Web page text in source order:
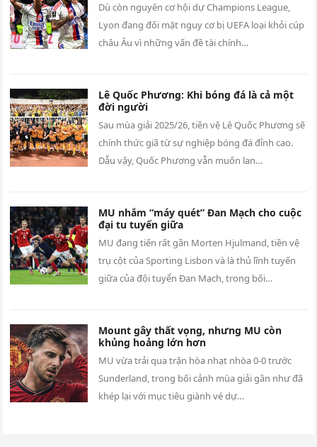
Dù còn nguyên cơ hội dự Champions League,
Lyon đang đối mặt nguy cơ bị UEFA loại khỏi cúp
châu Âu vì những vấn đề tài chính…
Lê Quốc Phương: Khi bóng đá là cả một
đời người
Sau mùa giải 2025/26, tiền vệ Lê Quốc Phương sẽ
chính thức giã từ sự nghiệp bóng đá đỉnh cao.
Dẫu vậy, Quốc Phương vẫn muốn lan…
MU nhắm “máy quét” Đan Mạch cho cuộc
đại tu tuyến giữa
MU đang tiến rất gần Morten Hjulmand, tiền vệ
trụ cột của Sporting Lisbon và là thủ lĩnh tuyến
giữa của đội tuyển Đan Mạch, trong bối…
Mount gây thất vọng, nhưng MU còn
khủng hoảng lớn hơn
MU vừa trải qua trận hòa nhạt nhòa 0-0 trước
Sunderland, trong bối cảnh mùa giải gần như đã
khép lại với mục tiêu giành vé dự…